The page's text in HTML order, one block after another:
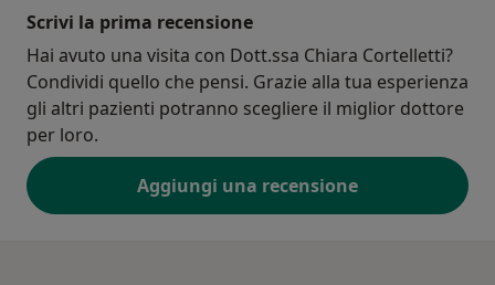
Scrivi la prima recensione
Hai avuto una visita con Dott.ssa Chiara Cortelletti?
Condividi quello che pensi. Grazie alla tua esperienza
gli altri pazienti potranno scegliere il miglior dottore
per loro.
Aggiungi una recensione